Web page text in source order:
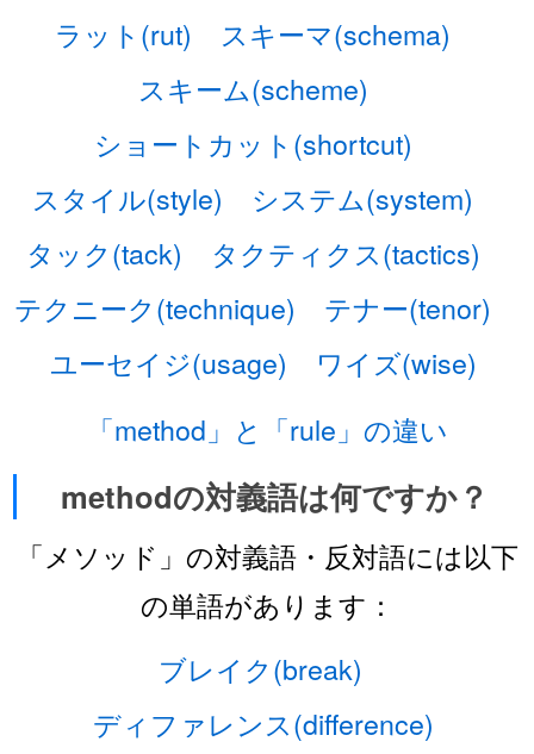
ラット(rut)
スキーマ(schema)
スキーム(scheme)
ショートカット(shortcut)
スタイル(style)
システム(system)
タック(tack)
タクティクス(tactics)
テクニーク(technique)
テナー(tenor)
ユーセイジ(usage)
ワイズ(wise)
「method」と「rule」の違い
methodの対義語は何ですか？
「メソッド」の対義語・反対語には以下
の単語があります：
ブレイク(break)
ディファレンス(difference)